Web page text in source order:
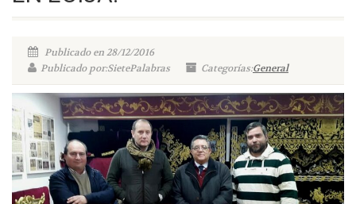
Publicado en 28/12/2016
Publicado por:SietePalabras
Categorías:General